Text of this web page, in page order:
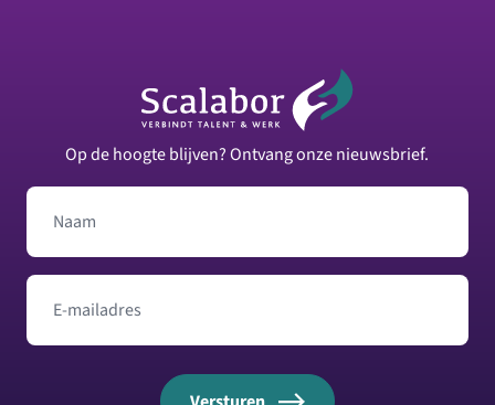
Op de hoogte blijven? Ontvang onze nieuwsbrief.
Naam
E-mailadres